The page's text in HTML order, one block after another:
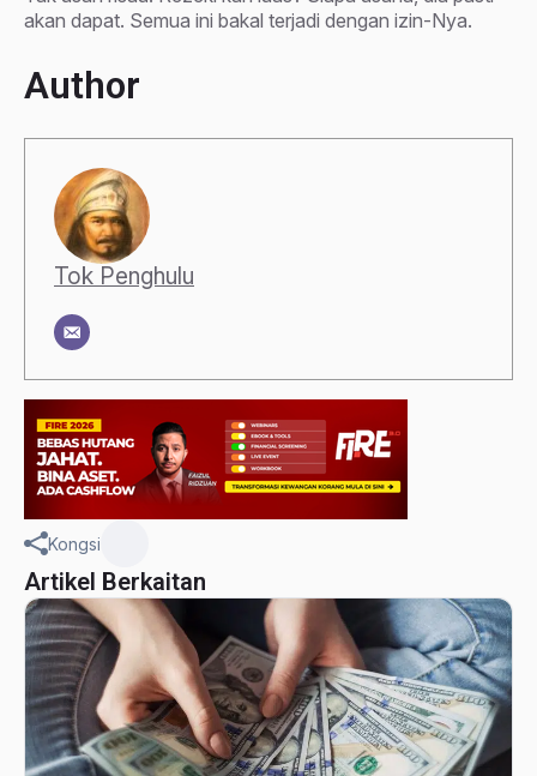
akan dapat. Semua ini bakal terjadi dengan izin-Nya.
Author
Tok Penghulu
Kongsi
Artikel Berkaitan